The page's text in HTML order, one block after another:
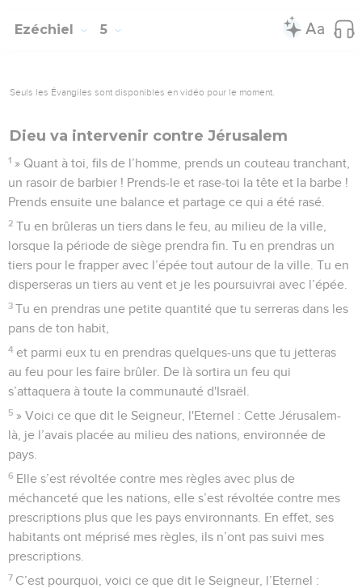
Ezéchiel 5
Seuls les Évangiles sont disponibles en vidéo pour le moment.
Dieu va intervenir contre Jérusalem
1 » Quant à toi, fils de l’homme, prends un couteau tranchant,
un rasoir de barbier ! Prends-le et rase-toi la tête et la barbe !
Prends ensuite une balance et partage ce qui a été rasé.
2 Tu en brûleras un tiers dans le feu, au milieu de la ville,
lorsque la période de siège prendra fin. Tu en prendras un
tiers pour le frapper avec l’épée tout autour de la ville. Tu en
disperseras un tiers au vent et je les poursuivrai avec l’épée.
3 Tu en prendras une petite quantité que tu serreras dans les
pans de ton habit,
4 et parmi eux tu en prendras quelques-uns que tu jetteras
au feu pour les faire brûler. De là sortira un feu qui
s’attaquera à toute la communauté d'Israël.
5 » Voici ce que dit le Seigneur, l'Eternel : Cette Jérusalem-
là, je l’avais placée au milieu des nations, environnée de
pays.
6 Elle s’est révoltée contre mes règles avec plus de
méchanceté que les nations, elle s’est révoltée contre mes
prescriptions plus que les pays environnants. En effet, ses
habitants ont méprisé mes règles, ils n’ont pas suivi mes
prescriptions.
7 C’est pourquoi, voici ce que dit le Seigneur, l’Eternel :